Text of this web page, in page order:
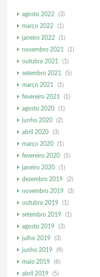
agosto 2022
(3)
março 2022
(1)
janeiro 2022
(1)
novembro 2021
(1)
outubro 2021
(1)
setembro 2021
(5)
março 2021
(1)
fevereiro 2021
(1)
agosto 2020
(1)
junho 2020
(2)
abril 2020
(3)
março 2020
(1)
fevereiro 2020
(1)
janeiro 2020
(1)
dezembro 2019
(2)
novembro 2019
(3)
outubro 2019
(1)
setembro 2019
(1)
agosto 2019
(3)
julho 2019
(3)
junho 2019
(4)
maio 2019
(6)
abril 2019
(5)